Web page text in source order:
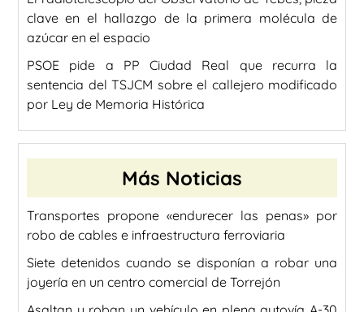
clave en el hallazgo de la primera molécula de
azúcar en el espacio
PSOE pide a PP Ciudad Real que recurra la
sentencia del TSJCM sobre el callejero modificado
por Ley de Memoria Histórica
Más Noticias
Transportes propone «endurecer las penas» por
robo de cables e infraestructura ferroviaria
Siete detenidos cuando se disponían a robar una
joyería en un centro comercial de Torrejón